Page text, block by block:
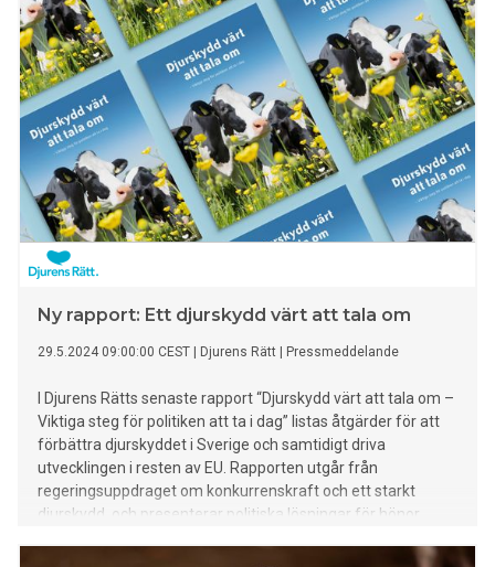
Ny rapport: Ett djurskydd värt att tala om
29.5.2024 09:00:00 CEST Djurens Rätt Pressmeddelande
I Djurens Rätts senaste rapport “Djurskydd värt att tala om –
Viktiga steg för politiken att ta i dag” listas åtgärder för att
förbättra djurskyddet i Sverige och samtidigt driva
utvecklingen i resten av EU. Rapporten utgår från
regeringsuppdraget om konkurrenskraft och ett starkt
djurskydd, och presenterar politiska lösningar för hönor,